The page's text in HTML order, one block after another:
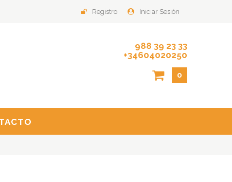
Iniciar Sesión
Registro
988 39 23 33
+34604020250
0